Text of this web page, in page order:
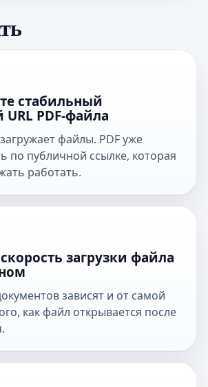
стабильный
PDF-файла
файлы. PDF уже
по публичной ссылке, которая
работать.
загрузки файла
зависят и от самой
как файл открывается после